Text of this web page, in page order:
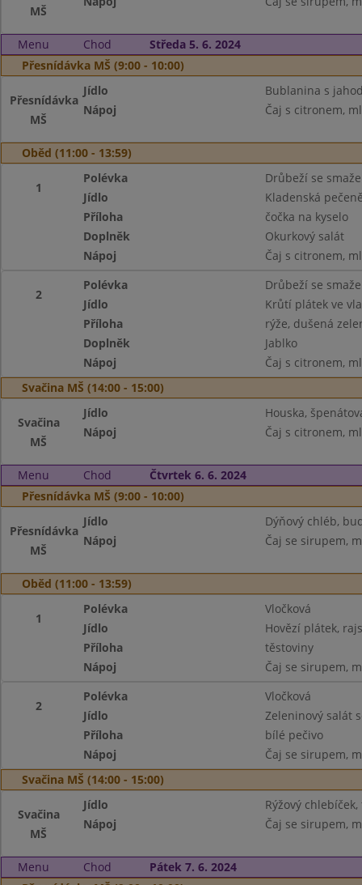
MŠ
Menu Chod
Středa 5. 6. 2024
Přesnídávka MŠ (9:00 - 10:00)
Přesnídávka
MŠ
Jídlo
Bublanina s
Nápoj
Čaj s citronem,
Oběd (11:00 - 13:59)
1
Polévka
Drůbeží se
Jídlo
Kladenská
Příloha
čočka na kyselo
Doplněk
Okurkový salát
Nápoj
Čaj s citronem,
2
Polévka
Drůbeží se
Jídlo
Krůtí plátek ve
Příloha
rýže, dušená
Doplněk
Jablko
Nápoj
Čaj s citronem,
Svačina MŠ (14:00 - 15:00)
Svačina
MŠ
Jídlo
Houska,
Nápoj
Čaj s citronem,
Menu Chod
Čtvrtek 6. 6. 2024
Přesnídávka MŠ (9:00 - 10:00)
Přesnídávka
MŠ
Jídlo
Dýňový chléb,
Nápoj
Čaj se sirupem,
Oběd (11:00 - 13:59)
1
Polévka
Vločková
Jídlo
Hovězí plátek,
Příloha
těstoviny
Nápoj
Čaj se sirupem,
2
Polévka
Vločková
Jídlo
Zeleninový salát
Příloha
bílé pečivo
Nápoj
Čaj se sirupem,
Svačina MŠ (14:00 - 15:00)
Svačina
MŠ
Jídlo
Rýžový
Nápoj
Čaj se sirupem,
Menu Chod
Pátek 7. 6. 2024